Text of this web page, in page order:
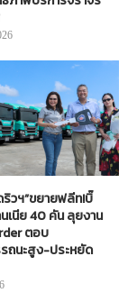
วฯ”ขยายฟลีท!บิ๊
เนีย 40 คัน ลุยงาน
ตอบ
ถนะสูง-ประหยัด